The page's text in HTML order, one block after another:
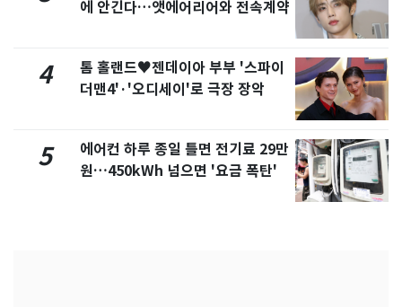
에 안긴다…앳에어리어와 전속계약
4
톰 홀랜드♥젠데이아 부부 '스파이
더맨4'·'오디세이'로 극장 장악
5
에어컨 하루 종일 틀면 전기료 29만
원…450kWh 넘으면 '요금 폭탄'